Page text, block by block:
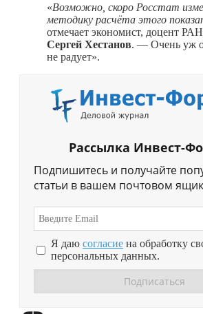
«Возможно, скоро Росстат
методику расчёта этого
отмечает экономист, доцент
Сергей Хестанов. — Очень уж
не радует».
Рассылка Инвест-
Подпишитесь и получайте
статьи в вашем почтовом
Я даю согласие на обработку
персональных данных.